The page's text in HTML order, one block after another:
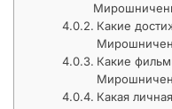
Какие
Какие
Какая